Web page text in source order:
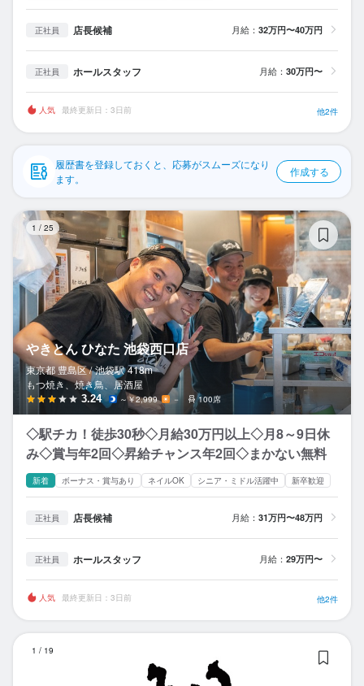
プライバシーポリシー
利用規約
企業情報
正社員 店長候補 月給： 32万円〜40万円
正社員 ホールスタッフ 月給： 30万円〜
人気 最終更新日：3日前 他2件
履歴書を登録しておくと、応募がスムーズになり
ます。
作成する
1 / 25
やきとん ひなた 池袋西口店
東京都 豊島区 / 池袋駅 418m
もつ焼き、焼き鳥、居酒屋
3.24 ～￥2,999 － 100席
◇駅チカ！徒歩30秒◇月給30万円以上◇月8～9日休
み◇賞与年2回◇昇給チャンス年2回◇まかない無料
新着 ボーナス・賞与あり ネイルOK シニア・ミドル活躍中 新卒歓迎
正社員 店長候補 月給： 31万円〜48万円
正社員 ホールスタッフ 月給： 29万円〜
人気 最終更新日：3日前 他2件
1 / 19